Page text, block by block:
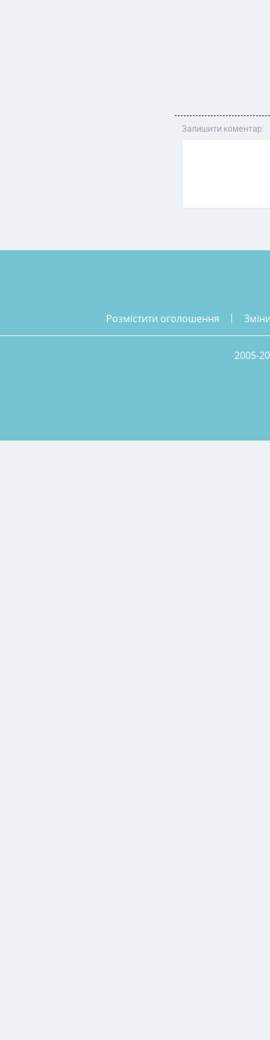
Залишити коментар:
розмістити оголошення
2005-